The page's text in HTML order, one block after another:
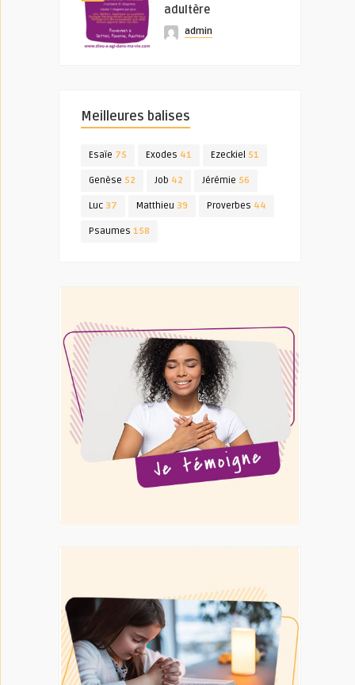
adultère
admin
Meilleures balises
Esaïe 75 Exodes 41 Ezeckiel 51
Genèse 52 Job 42 Jérémie 56
Luc 37 Matthieu 39 Proverbes 44
Psaumes 158